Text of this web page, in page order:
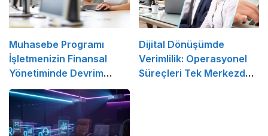
Muhasebe Programı
İşletmenizin Finansal
Yönetiminde Devrim
Yaratacak Çözüm
Dijital Dönüşümde
Verimlilik: Operasyonel
Süreçleri Tek Merkezden